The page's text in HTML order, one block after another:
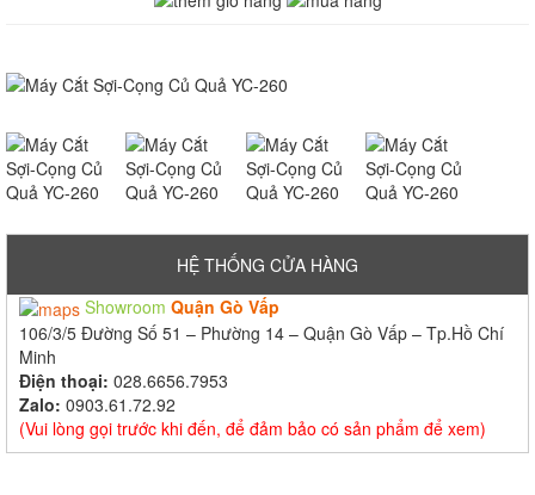
HỆ THỐNG CỬA HÀNG
Showroom Quận Gò Vấp
106/3/5 Đường Số 51 – Phường 14 – Quận Gò Vấp – Tp.Hồ Chí
Minh
Điện thoại: 028.6656.7953
Zalo: 0903.61.72.92
(Vui lòng gọi trước khi đến, để đảm bảo có sản phẩm để xem)